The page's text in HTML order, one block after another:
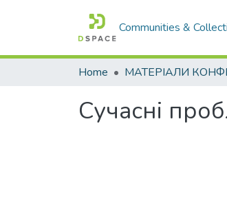
Communities &
Home
Сучасні